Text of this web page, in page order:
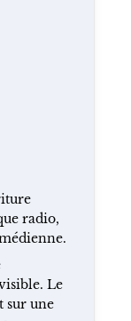
radio,
Le
sur une